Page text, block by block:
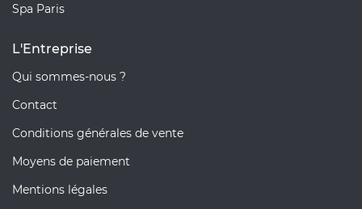
Spa Paris
L'Entreprise
Qui sommes-nous ?
Contact
Conditions générales de vente
Moyens de paiement
Mentions légales